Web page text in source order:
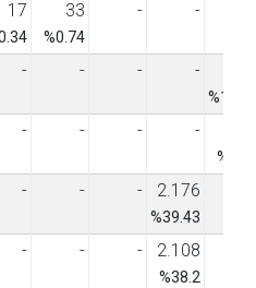
17 33
%0.74
- -
- - - -
- - - -
- - - 2.176
%39.43
- - - 2.108
%38.2